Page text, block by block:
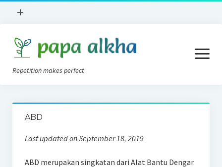
open
+
Books Review
Lokasi
Apa Itu?
Repetition makes perfect
open
menu
Konsep AVT
Tips AVT Di Rumah
Alat Bantu Dengar
Blog
ABD
Last updated on September 18, 2019
ABD merupakan singkatan dari Alat Bantu Dengar.